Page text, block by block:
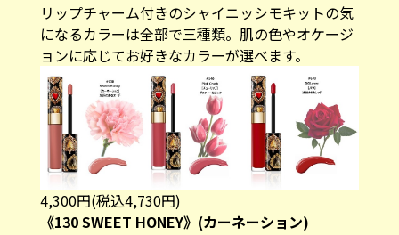
リップチャーム付きのシャイニッシモキットの気
になるカラーは全部で三種類。肌の色やオケージ
ョンに応じてお好きなカラーが選べます。
4,300円(税込4,730円)
《130 SWEET HONEY》(カーネーション)